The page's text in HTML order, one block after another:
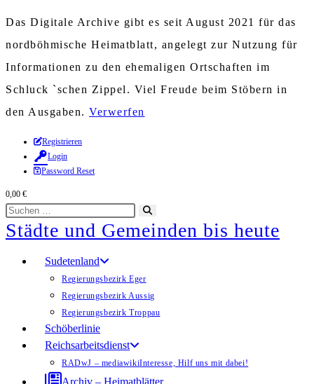
Das Digitale Archive gibt es seit August 2021 für das
nordböhmische Heimatblatt, angelegt zur Nutzung für
Informationen zu den ehemaligen Ortschaften im
Schluck `schen Zippel. Viel Freude beim Stöbern in
den Ausgaben. Verwerfen
Zum
Inhalt
springen
Registrieren
Login
Password Reset
0,00 €
Diese
Website
durchsuchen
starten
Städte und Gemeinden bis heute
Sudetenland
Regierungsbezirk Eger
Regierungsbezirk Aussig
Regierungsbezirk Troppau
Schöberlinie
Reichsarbeitsdienst
RADwJ – mediawikiInteresse, Hilf uns mit dabei!
Archiv – Heimatblätter